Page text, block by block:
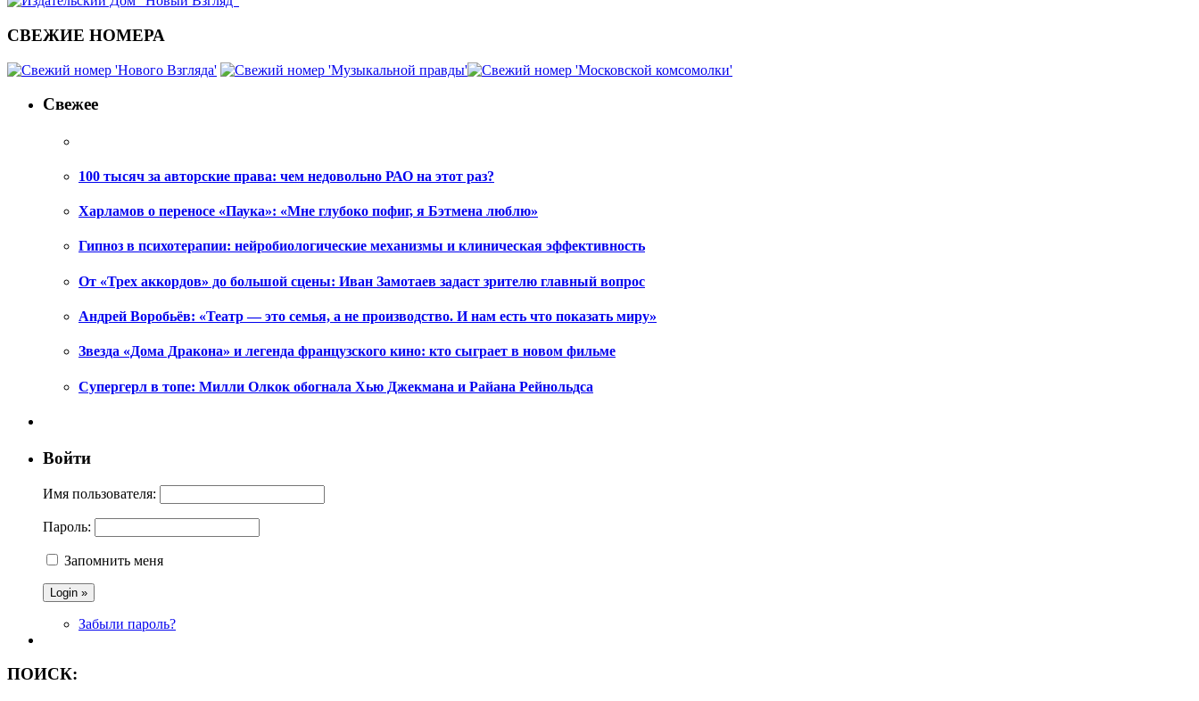
СВЕЖИЕ НОМЕРА
Свежее
100 тысяч за авторские права: чем недовольно РАО на этот раз?
Харламов о переносе «Паука»: «Мне глубоко пофиг, я Бэтмена люблю»
Гипноз в психотерапии: нейробиологические механизмы и клиническая эффективность
От «Трех аккордов» до большой сцены: Иван Замотаев задаст зрителю главный вопрос
Андрей Воробьёв: «Театр — это семья, а не производство. И нам есть что показать миру»
Звезда «Дома Дракона» и легенда французского кино: кто сыграет в новом фильме
Супергерл в топе: Милли Олкок обогнала Хью Джекмана и Райана Рейнольдса
Войти
Имя пользователя:
Пароль:
Запомнить меня
Забыли пароль?
ПОИСК: